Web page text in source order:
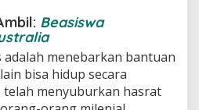
Beasiswa
adalah menebarkan bantuan
bisa hidup secara
telah menyuburkan hasrat